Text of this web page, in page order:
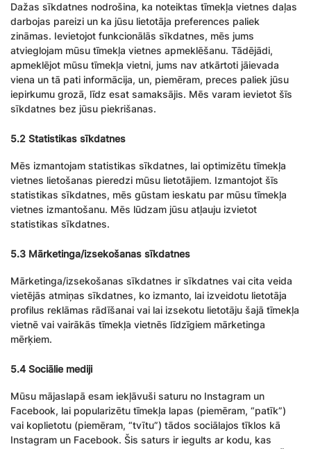
Dažas sīkdatnes nodrošina, ka noteiktas tīmekļa vietnes daļas
darbojas pareizi un ka jūsu lietotāja preferences paliek
zināmas. Ievietojot funkcionālās sīkdatnes, mēs jums
atvieglojam mūsu tīmekļa vietnes apmeklēšanu. Tādējādi,
apmeklējot mūsu tīmekļa vietni, jums nav atkārtoti jāievada
viena un tā pati informācija, un, piemēram, preces paliek jūsu
iepirkumu grozā, līdz esat samaksājis. Mēs varam ievietot šīs
sīkdatnes bez jūsu piekrišanas.
5.2 Statistikas sīkdatnes
Mēs izmantojam statistikas sīkdatnes, lai optimizētu tīmekļa
vietnes lietošanas pieredzi mūsu lietotājiem. Izmantojot šīs
statistikas sīkdatnes, mēs gūstam ieskatu par mūsu tīmekļa
vietnes izmantošanu. Mēs lūdzam jūsu atļauju izvietot
statistikas sīkdatnes.
5.3 Mārketinga/izsekošanas sīkdatnes
Mārketinga/izsekošanas sīkdatnes ir sīkdatnes vai cita veida
vietējās atmiņas sīkdatnes, ko izmanto, lai izveidotu lietotāja
profilus reklāmas rādīšanai vai lai izsekotu lietotāju šajā tīmekļa
vietnē vai vairākās tīmekļa vietnēs līdzīgiem mārketinga
mērķiem.
5.4 Sociālie mediji
Mūsu mājaslapā esam iekļāvuši saturu no Instagram un
Facebook, lai popularizētu tīmekļa lapas (piemēram, “patīk”)
vai koplietotu (piemēram, “tvītu”) tādos sociālajos tīklos kā
Instagram un Facebook. Šis saturs ir iegults ar kodu, kas